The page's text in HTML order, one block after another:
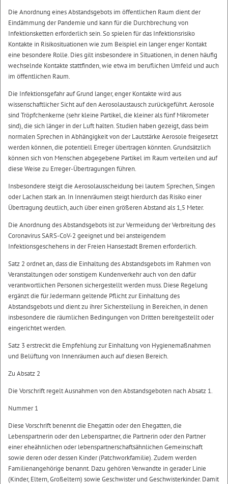
Die Anordnung eines Abstandsgebots im öffentlichen Raum dient der
Eindämmung der Pandemie und kann für die Durchbrechung von
Infektionsketten erforderlich sein. So spielen für das Infektionsrisiko
Kontakte in Risikosituationen wie zum Beispiel ein langer enger Kontakt
eine besondere Rolle. Dies gilt insbesondere in Situationen, in denen häufig
wechselnde Kontakte stattfinden, wie etwa im beruflichen Umfeld und auch
im öffentlichen Raum.
Die Infektionsgefahr auf Grund langer, enger Kontakte wird aus
wissenschaftlicher Sicht auf den Aerosolaustausch zurückgeführt. Aerosole
sind Tröpfchenkerne (sehr kleine Partikel, die kleiner als fünf Mikrometer
sind), die sich länger in der Luft halten. Studien haben gezeigt, dass beim
normalen Sprechen in Abhängigkeit von der Lautstärke Aerosole freigesetzt
werden können, die potentiell Erreger übertragen könnten. Grundsätzlich
können sich von Menschen abgegebene Partikel im Raum verteilen und auf
diese Weise zu Erreger-Übertragungen führen.
Insbesondere steigt die Aerosolausscheidung bei lautem Sprechen, Singen
oder Lachen stark an. In Innenräumen steigt hierdurch das Risiko einer
Übertragung deutlich, auch über einen größeren Abstand als 1,5 Meter.
Die Anordnung des Abstandsgebots ist zur Vermeidung der Verbreitung des
Coronavirus SARS-CoV-2 geeignet und bei ansteigendem
Infektionsgeschehens in der Freien Hansestadt Bremen erforderlich.
Satz 2 ordnet an, dass die Einhaltung des Abstandsgebots im Rahmen von
Veranstaltungen oder sonstigem Kundenverkehr auch von den dafür
verantwortlichen Personen sichergestellt werden muss. Diese Regelung
ergänzt die für Jedermann geltende Pflicht zur Einhaltung des
Abstandsgebots und dient zu ihrer Sicherstellung in Bereichen, in denen
insbesondere die räumlichen Bedingungen von Dritten bereitgestellt oder
eingerichtet werden.
Satz 3 erstreckt die Empfehlung zur Einhaltung von Hygienemaßnahmen
und Belüftung von Innenräumen auch auf diesen Bereich.
Zu Absatz 2
Die Vorschrift regelt Ausnahmen von den Abstandsgeboten nach Absatz 1.
Nummer 1
Diese Vorschrift benennt die Ehegattin oder den Ehegatten, die
Lebenspartnerin oder den Lebenspartner, die Partnerin oder den Partner
einer eheähnlichen oder lebenspartnerschaftsähnlichen Gemeinschaft
sowie deren oder dessen Kinder (Patchworkfamilie). Zudem werden
Familienangehörige benannt. Dazu gehören Verwandte in gerader Linie
(Kinder, Eltern, Großeltern) sowie Geschwister und Geschwisterkinder. Damit